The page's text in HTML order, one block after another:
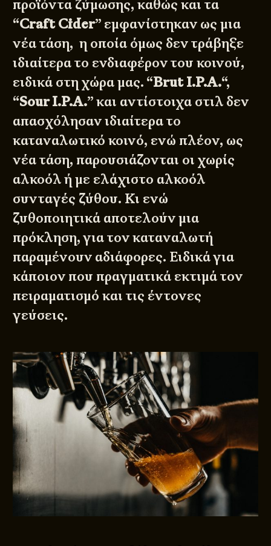
προϊόντα ζύμωσης, καθώς και τα
“Craft Cider” εμφανίστηκαν ως μια
νέα τάση, η οποία όμως δεν τράβηξε
ιδιαίτερα το ενδιαφέρον του κοινού,
ειδικά στη χώρα μας. “Brut I.P.A.“,
“Sour I.P.A.” και αντίστοιχα στιλ δεν
απασχόλησαν ιδιαίτερα το
καταναλωτικό κοινό, ενώ πλέον, ως
νέα τάση, παρουσιάζονται οι χωρίς
αλκοόλ ή με ελάχιστο αλκοόλ
συνταγές ζύθου. Κι ενώ
ζυθοποιητικά αποτελούν μια
πρόκληση, για τον καταναλωτή
παραμένουν αδιάφορες. Ειδικά για
κάποιον που πραγματικά εκτιμά τον
πειραματισμό και τις έντονες
γεύσεις.